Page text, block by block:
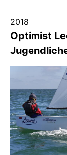
Optimist
2018